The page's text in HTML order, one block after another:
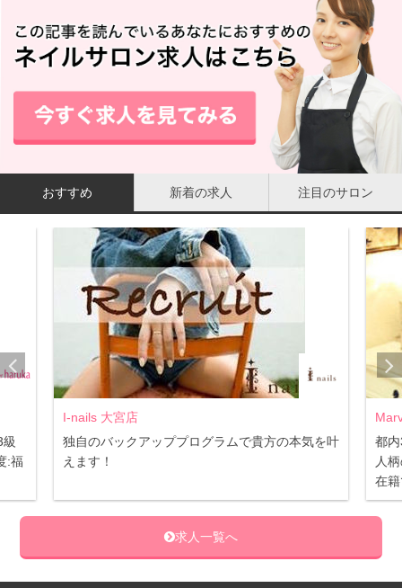
があります。また、白目の白さが強調されるため、瞳をよ
り大きく見せることができます。
ネイビーアイライナーを使う時のポイント
下まぶたに使う
通常のように二重まぶた部分に使うのもいいですが、思い
切って下まぶたに使うのもおすすめです。せっかくのネイ
おすすめ 新着の求人 注目のサロン
:福
I-nails 大宮店
独自のバックアッププログラムで貴方の本気を叶
えます！
都
人
在
求人一覧へ